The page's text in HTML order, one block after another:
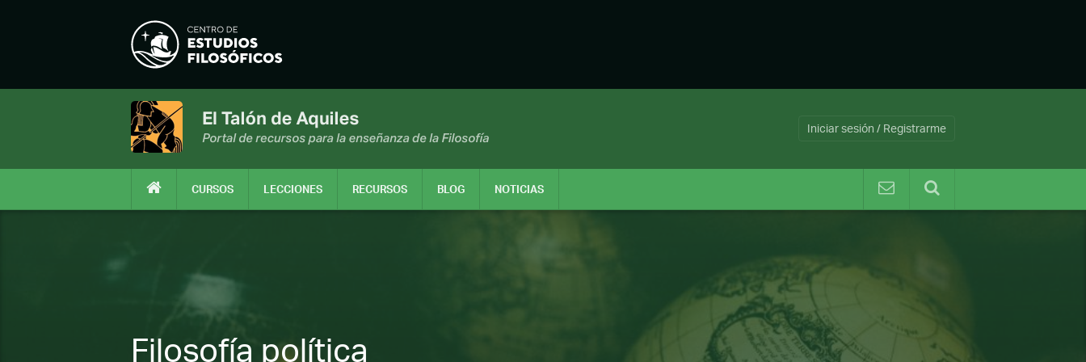
Iniciar sesión / Registrarme
CURSOS LECCIONES RECURSOS BLOG NOTICIAS
Filosofía política